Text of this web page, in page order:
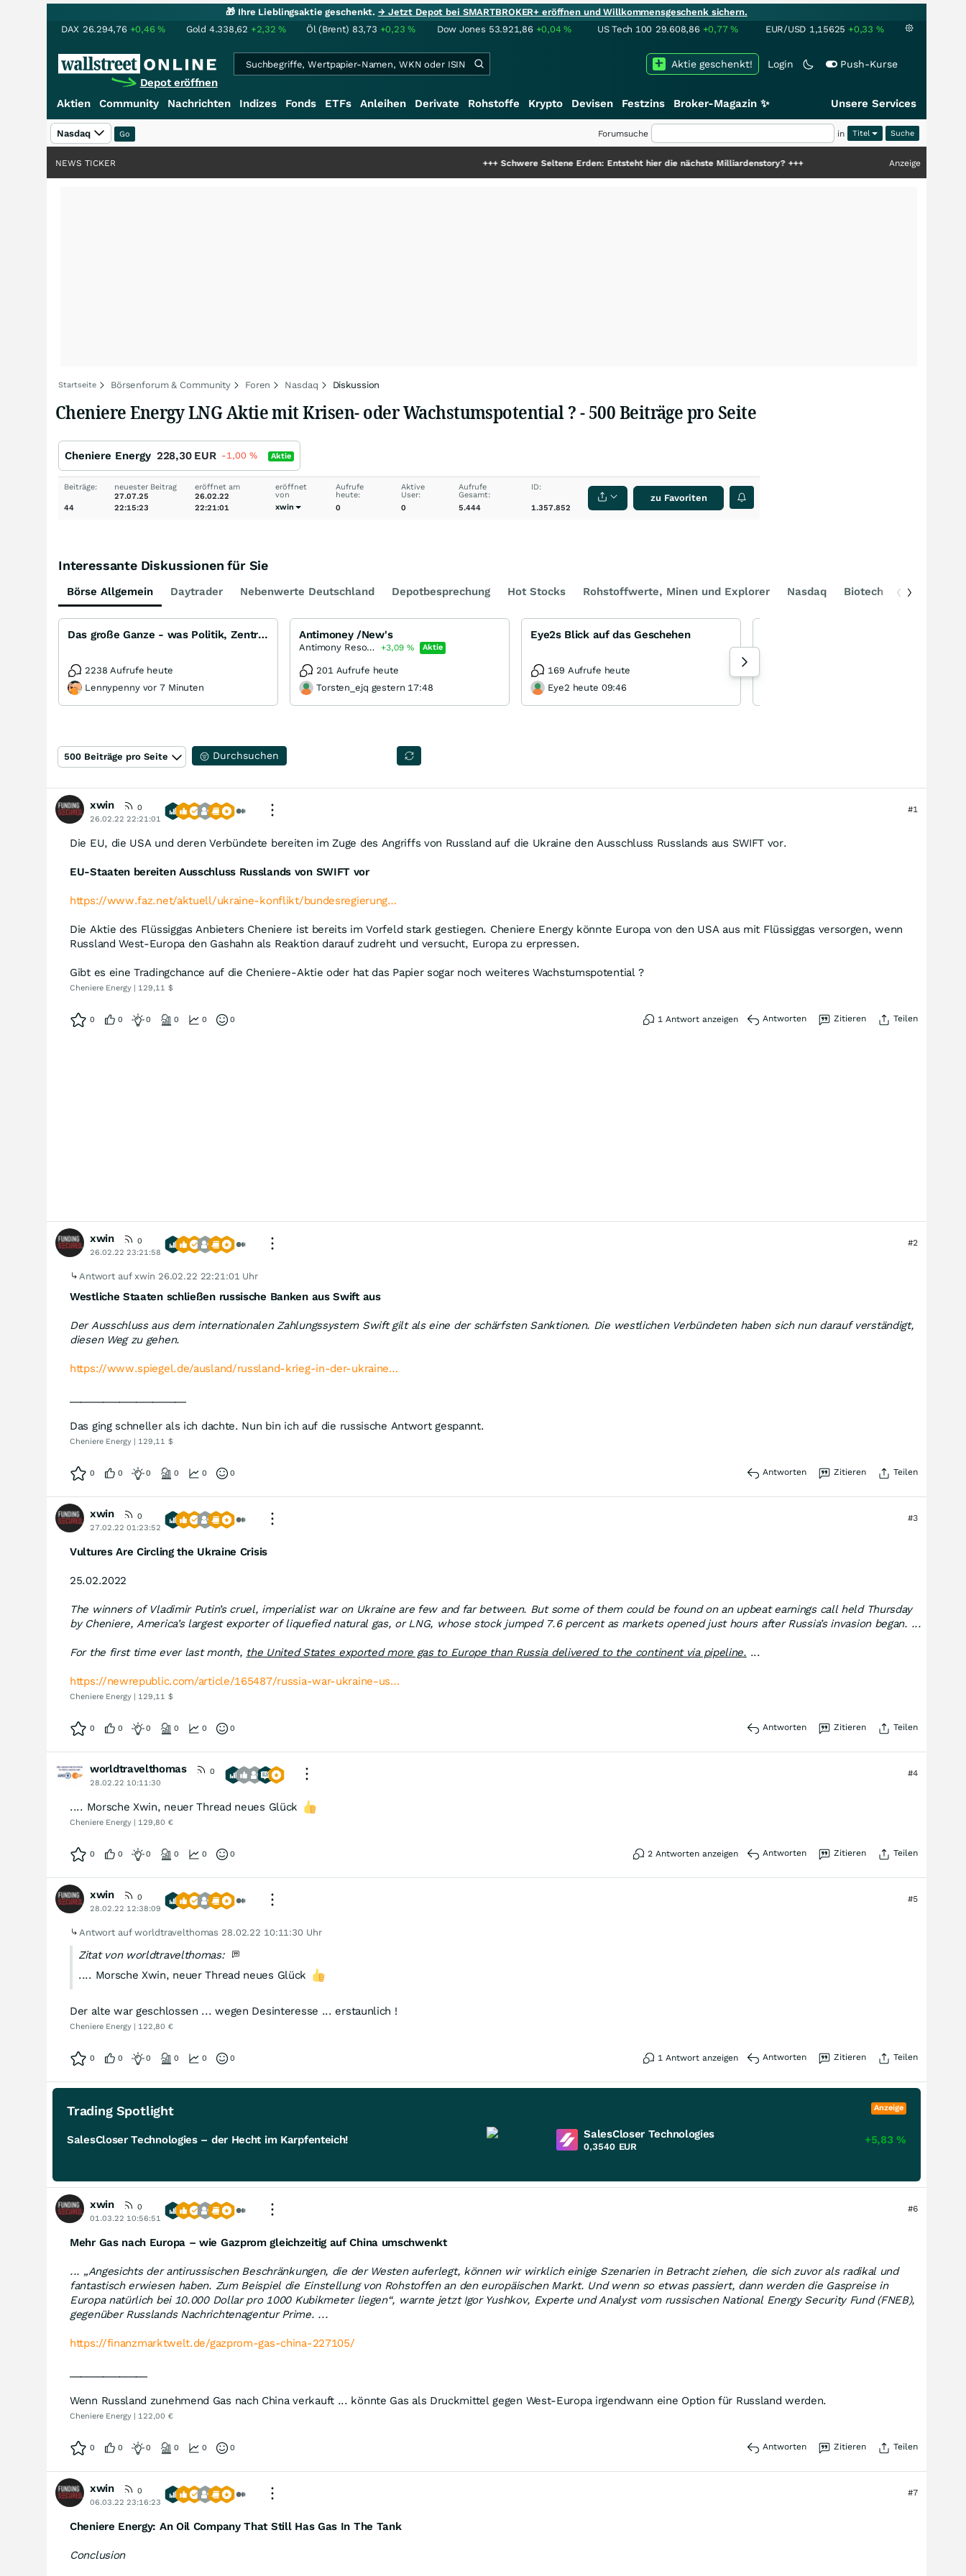
🎁 Ihre Lieblingsaktie geschenkt.→ Jetzt Depot bei SMARTBROKER+ eröffnen und Willkommensgeschenk sichern.
DAX 26.294,76 +0,46% Gold 4.338,62 +2,32% Öl (Brent) 83,73 +0,23% Dow Jones 53.921,86 +0,04% US Tech 100 29.608,86 +0,77% EUR/USD 1,15625 +0,33 %
Depot eröffnen
Login Push-Kurse
Aktie geschenkt!
Aktien Community Nachrichten Indizes Fonds ETFs Anleihen Derivate Rohstoffe Krypto Devisen Festzins Broker-Magazin ✨ Unsere Services
Nasdaq Forumsuche in Titel
Schwere Seltene Erden: Entsteht hier die nächste Milliardenstory?+++ Anzeige
NEWS TICKER
Startseite Börsenforum & Community Foren Nasdaq Diskussion
Cheniere Energy LNG Aktie mit Krisen- oder Wachstumspotential ? - 500 Beiträge pro Seite
Cheniere Energy 228,30 EUR -1,00 % Aktie
Beiträge:
44
neuester Beitrag
27.07.25
22:15:23
eröffnet am
26.02.22
22:21:01
eröffnet
von
xwin
Aufrufe
heute:
0
Aktive
User:
0
Aufrufe
Gesamt:
5.444
ID:
1.357.852
zu Favoriten
Interessante Diskussionen für Sie
Börse Allgemein Daytrader Nebenwerte Deutschland Depotbesprechung Hot Stocks Rohstoffwerte, Minen und Explorer Nasdaq Biotech DAX
Das große Ganze - was Politik, Zentralbanken, Trends, Medien und Gesellschaft mit Aktien, Rohstoffen
2238 Aufrufe heute
Lennypenny vor 7 Minuten
Antimoney /New's
Antimony Resources +3,09% Aktie
201 Aufrufe heute
Torsten_ejq gestern 17:48
Eye2s Blick auf das Geschehen
169 Aufrufe heute
Eye2 heute 09:46
500 Beiträge pro Seite Durchsuchen
xwin
0
26.02.22 22:21:01
#1
Die EU, die USA und deren Verbündete bereiten im Zuge des Angriffs von Russland auf die Ukraine den Ausschluss Russlands aus SWIFT vor.
EU-Staaten bereiten Ausschluss Russlands von SWIFT vor
https://www.faz.net/aktuell/ukraine-konflikt/bundesregierung…
Die Aktie des Flüssiggas Anbieters Cheniere ist bereits im Vorfeld stark gestiegen. Cheniere Energy könnte Europa von den USA aus mit Flüssiggas versorgen, wenn
Russland West-Europa den Gashahn als Reaktion darauf zudreht und versucht, Europa zu erpressen.
Gibt es eine Tradingchance auf die Cheniere-Aktie oder hat das Papier sogar noch weiteres Wachstumspotential ?
Cheniere Energy | 129,11 $
0 0 0 0 0 0 1 Antwort anzeigen Antworten Zitieren Teilen
xwin
0
26.02.22 23:21:58
#2
Antwort auf xwin 26.02.22 22:21:01 Uhr
Westliche Staaten schließen russische Banken aus Swift aus
Der Ausschluss aus dem internationalen Zahlungssystem Swift gilt als eine der schärfsten Sanktionen. Die westlichen Verbündeten haben sich nun darauf verständigt,
diesen Weg zu gehen.
https://www.spiegel.de/ausland/russland-krieg-in-der-ukraine…
Das ging schneller als ich dachte. Nun bin ich auf die russische Antwort gespannt.
Cheniere Energy | 129,11 $
0 0 0 0 0 0 Antworten Zitieren Teilen
xwin
0
27.02.22 01:23:52
#3
Vultures Are Circling the Ukraine Crisis
25.02.2022
The winners of Vladimir Putin’s cruel, imperialist war on Ukraine are few and far between. But some of them could be found on an upbeat earnings call held Thursday
by Cheniere, America’s largest exporter of liquefied natural gas, or LNG, whose stock jumped 7.6 percent as markets opened just hours after Russia’s invasion began. ...
For the first time ever last month, the United States exported more gas to Europe than Russia delivered to the continent via pipeline. ...
https://newrepublic.com/article/165487/russia-war-ukraine-us…
Cheniere Energy | 129,11 $
0 0 0 0 0 0 Antworten Zitieren Teilen
worldtravelthomas
0
28.02.22 10:11:30
#4
.... Morsche Xwin, neuer Thread neues Glück
Cheniere Energy | 129,80 €
0 0 0 0 0 0 2 Antworten anzeigen Antworten Zitieren Teilen
xwin
0
28.02.22 12:38:09
#5
Antwort auf worldtravelthomas 28.02.22 10:11:30 Uhr
Zitat von worldtravelthomas:
.... Morsche Xwin, neuer Thread neues Glück
Der alte war geschlossen ... wegen Desinteresse ... erstaunlich !
Cheniere Energy | 122,80 €
0 0 0 0 0 0 1 Antwort anzeigen Antworten Zitieren Teilen
Trading Spotlight Anzeige
SalesCloser Technologies – der Hecht im Karpfenteich! SalesCloser Technologies
0,3540 EUR
+5,83%
xwin
0
01.03.22 10:56:51
#6
Mehr Gas nach Europa – wie Gazprom gleichzeitig auf China umschwenkt
... „Angesichts der antirussischen Beschränkungen, die der Westen auferlegt, können wir wirklich einige Szenarien in Betracht ziehen, die sich zuvor als radikal und
fantastisch erwiesen haben. Zum Beispiel die Einstellung von Rohstoffen an den europäischen Markt. Und wenn so etwas passiert, dann werden die Gaspreise in
Europa natürlich bei 10.000 Dollar pro 1000 Kubikmeter liegen“, warnte jetzt Igor Yushkov, Experte und Analyst vom russischen National Energy Security Fund (FNEB),
gegenüber Russlands Nachrichtenagentur Prime. ...
https://finanzmarktwelt.de/gazprom-gas-china-227105/
Wenn Russland zunehmend Gas nach China verkauft ... könnte Gas als Druckmittel gegen West-Europa irgendwann eine Option für Russland werden.
Cheniere Energy | 122,00 €
0 0 0 0 0 0 Antworten Zitieren Teilen
xwin
0
06.03.22 23:16:23
#7
Cheniere Energy: An Oil Company That Still Has Gas In The Tank
Conclusion